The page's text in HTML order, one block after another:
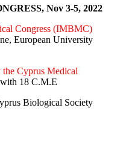
Nov 3-5, 2022
Congress (IMBMC)
European University
Cyprus Medical
18 C.M.E
Biological Society